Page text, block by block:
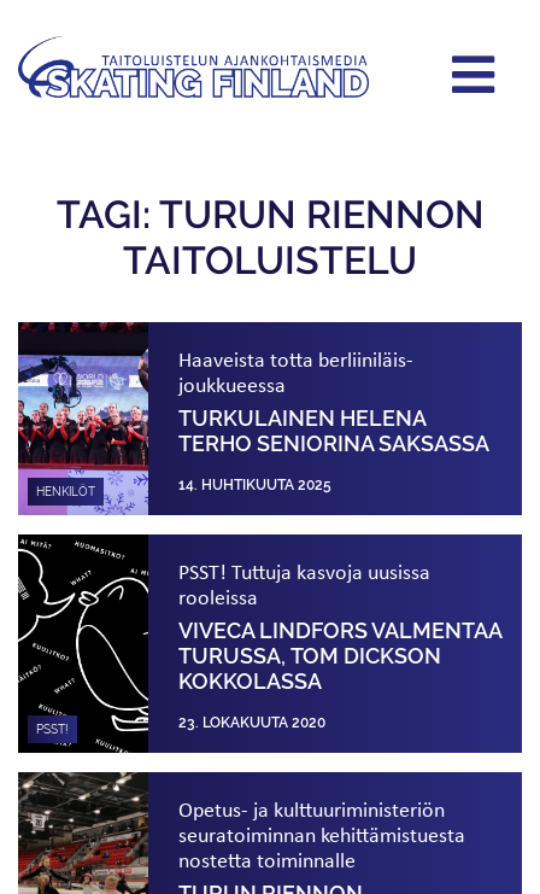
TAGI: TURUN RIENNON
TAITOLUISTELU
HENKILÖT
Haaveista totta berliiniläis­
joukkueessa
TURKULAINEN HELENA
TERHO SENIORINA SAKSASSA
14. HUHTIKUUTA 2025
PSST!
PSST! Tuttuja kasvoja uusissa
rooleissa
VIVECA LINDFORS VALMENTAA
TURUSSA, TOM DICKSON
KOKKOLASSA
23. LOKAKUUTA 2020
Opetus- ja kulttuuriministeriön
seuratoiminnan kehittämistuesta
nostetta toiminnalle